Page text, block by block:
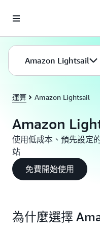
Amazon Lightsail
運算 Amazon Lightsail
Amazon
使用低成本、預先設定
站
免費開始使用
為什麼選擇